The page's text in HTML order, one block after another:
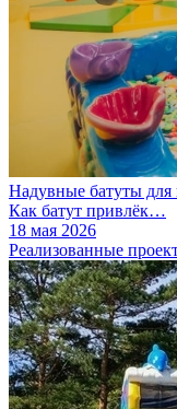
Надувные батуты для
Как батут привлёк…
18 мая 2026
Реализованные